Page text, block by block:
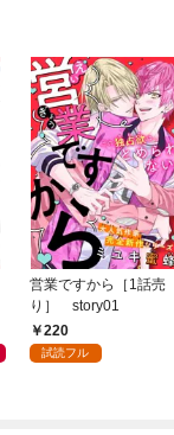
営業ですから［1話売
り］ story01
220
試読フル